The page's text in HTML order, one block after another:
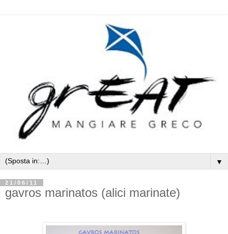
▼
21/06/11
gavros marinatos (alici marinate)